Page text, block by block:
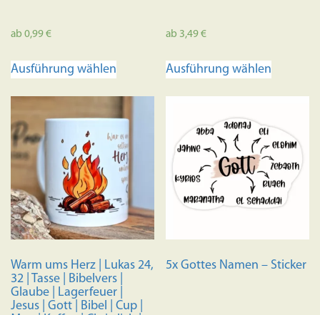
ab 0,99€
Ausführung wählen
auf.
Die
Optionen
können
auf
der
gewählt
werden
ab 3,49€
Ausführung wählen
auf.
Die
können
gewählt
Warm ums Herz | Lukas 24,
32 | Tasse | Bibelvers |
Glaube | Lagerfeuer |
Jesus | Gott | Bibel | Cup |
5x Gottes Namen – Sticker